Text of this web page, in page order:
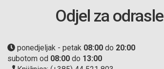
Odjel za odrasle
ponedjeljak - petak 08:00 do 20:00
subotom od 08:00 do 13:00